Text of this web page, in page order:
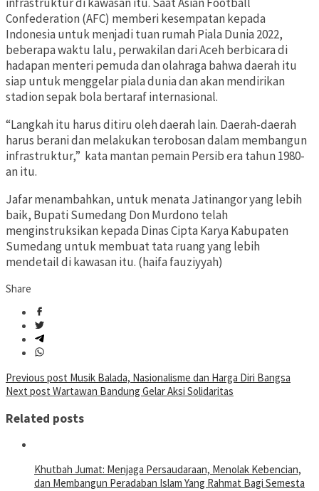
Confederation (AFC) memberi kesempatan kepada
Indonesia untuk menjadi tuan rumah Piala Dunia 2022,
beberapa waktu lalu, perwakilan dari Aceh berbicara di
hadapan menteri pemuda dan olahraga bahwa daerah itu
siap untuk menggelar piala dunia dan akan mendirikan
stadion sepak bola bertaraf internasional.
“Langkah itu harus ditiru oleh daerah lain. Daerah-daerah
harus berani dan melakukan terobosan dalam membangun
infrastruktur,” kata mantan pemain Persib era tahun 1980-
an itu.
Jafar menambahkan, untuk menata Jatinangor yang lebih
baik, Bupati Sumedang Don Murdono telah
menginstruksikan kepada Dinas Cipta Karya Kabupaten
Sumedang untuk membuat tata ruang yang lebih
mendetail di kawasan itu. (haifa fauziyyah)
Share
Post
navigation
Previous post Musik Balada, Nasionalisme dan Harga Diri Bangsa
Next post Wartawan Bandung Gelar Aksi Solidaritas
Related posts
Khutbah Jumat: Menjaga Persaudaraan, Menolak Kebencian,
dan Membangun Peradaban Islam Yang Rahmat Bagi Semesta